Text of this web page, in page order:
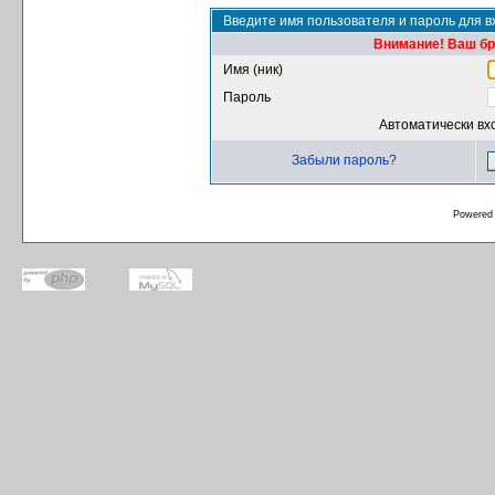
Введите имя пользователя и пароль для
Внимание! Ваш
Имя (ник)
Пароль
Автоматически
Забыли пароль?